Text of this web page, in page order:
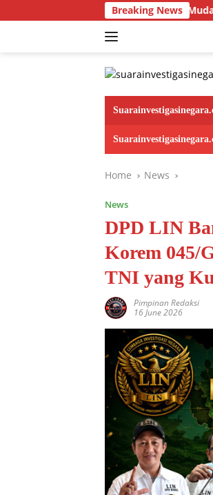
to
Breaking News
Akselerasi Generasi Muda: Pelepasan
Home News
News
DPD LIN
Korem 045/
TNI yang
Pimpinan Redaksi
16 June 2026